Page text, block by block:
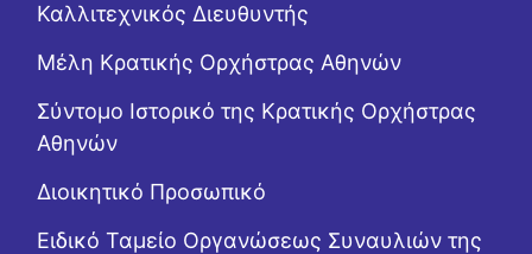
Καλλιτεχνικός Διευθυντής
Μέλη Κρατικής Ορχήστρας Αθηνών
Σύντομο Ιστορικό της Κρατικής Ορχήστρας
Αθηνών
Διοικητικό Προσωπικό
Ειδικό Ταμείο Οργανώσεως Συναυλιών της